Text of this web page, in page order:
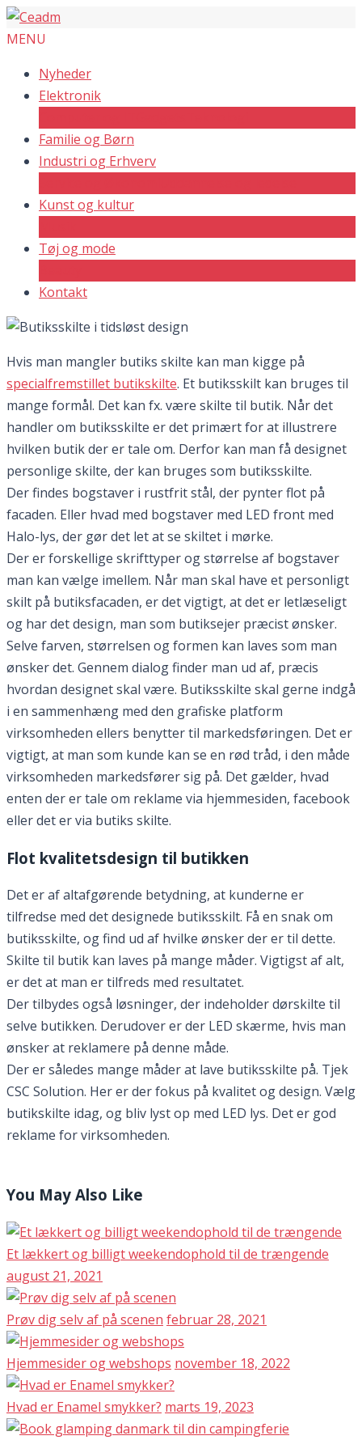
MENU
Nyheder
Elektronik
Familie og Børn
Industri og Erhverv
Kunst og kultur
Tøj og mode
Kontakt
Hvis man mangler butiks skilte kan man kigge på
specialfremstillet butikskilte. Et butiksskilt kan bruges til
mange formål. Det kan fx. være skilte til butik. Når det
handler om butiksskilte er det primært for at illustrere
hvilken butik der er tale om. Derfor kan man få designet
personlige skilte, der kan bruges som butiksskilte.
Der findes bogstaver i rustfrit stål, der pynter flot på
facaden. Eller hvad med bogstaver med LED front med
Halo-lys, der gør det let at se skiltet i mørke.
Der er forskellige skrifttyper og størrelse af bogstaver
man kan vælge imellem. Når man skal have et personligt
skilt på butiksfacaden, er det vigtigt, at det er letlæseligt
og har det design, man som butiksejer præcist ønsker.
Selve farven, størrelsen og formen kan laves som man
ønsker det. Gennem dialog finder man ud af, præcis
hvordan designet skal være. Butiksskilte skal gerne indgå
i en sammenhæng med den grafiske platform
virksomheden ellers benytter til markedsføringen. Det er
vigtigt, at man som kunde kan se en rød tråd, i den måde
virksomheden markedsfører sig på. Det gælder, hvad
enten der er tale om reklame via hjemmesiden, facebook
eller det er via butiks skilte.
Flot kvalitetsdesign til butikken
Det er af altafgørende betydning, at kunderne er
tilfredse med det designede butiksskilt. Få en snak om
butiksskilte, og find ud af hvilke ønsker der er til dette.
Skilte til butik kan laves på mange måder. Vigtigst af alt,
er det at man er tilfreds med resultatet.
Der tilbydes også løsninger, der indeholder dørskilte til
selve butikken. Derudover er der LED skærme, hvis man
ønsker at reklamere på denne måde.
Der er således mange måder at lave butiksskilte på. Tjek
CSC Solution. Her er der fokus på kvalitet og design. Vælg
butikskilte idag, og bliv lyst op med LED lys. Det er god
reklame for virksomheden.
You May Also Like
Et lækkert og billigt weekendophold til de trængende
august 21, 2021
Prøv dig selv af på scenen februar 28, 2021
Hjemmesider og webshops november 18, 2022
Hvad er Enamel smykker? marts 19, 2023